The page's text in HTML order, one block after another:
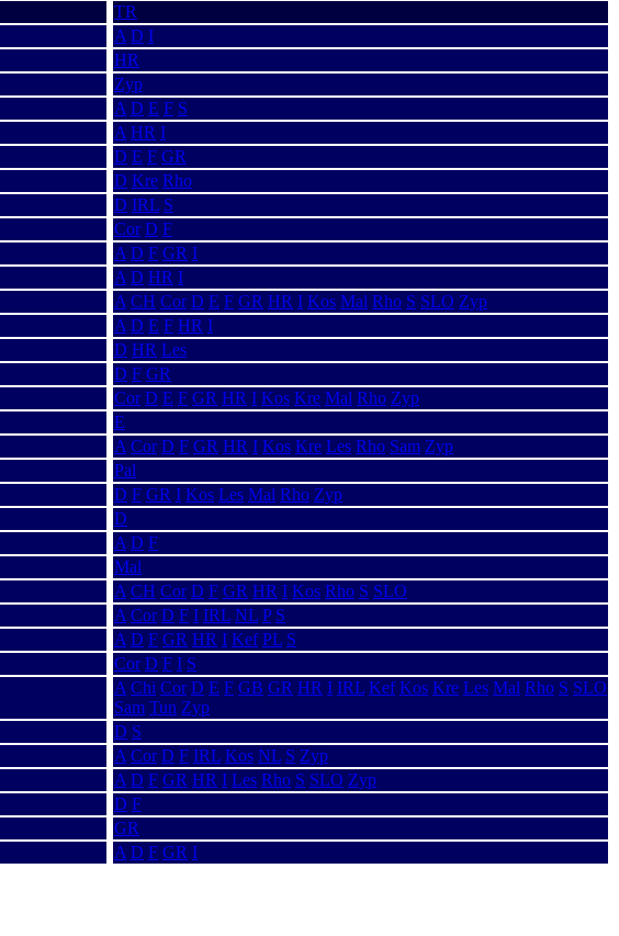
TR
A D I
HR
Zyp
A D E F S
A HR I
D E F GR
D Kre Rho
D IRL S
Cor D F
A D F GR I
A D HR I
A CH Cor D E F GR HR I Kos Mal Rho S SLO Zyp
A D E F HR I
D HR Les
D F GR
Cor D E F GR HR I Kos Kre Mal Rho Zyp
E
A Cor D F GR HR I Kos Kre Les Rho Sam Zyp
Pal
D F GR I Kos Les Mal Rho Zyp
D
A D F
Mal
A CH Cor D F GR HR I Kos Rho S SLO
A Cor D F I IRL NL P S
A D F GR HR I Kef PL S
Cor D F I S
A Chi Cor D E F GB GR HR I IRL Kef Kos Kre Les Mal Rho S SLO
Sam Tun Zyp
D S
A Cor D F IRL Kos NL S Zyp
A D F GR HR I Les Rho S SLO Zyp
D F
GR
A D F GR I